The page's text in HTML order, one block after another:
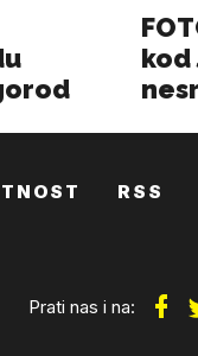
RSS
Prati nas i na: